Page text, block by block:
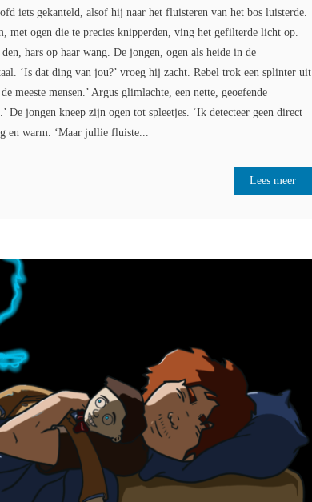
iets gekanteld, alsof hij naar het fluisteren van het bos luisterde.
met ogen die te precies knipperden, ving het gefilterde licht op.
hars op haar wang. De jongen, ogen als heide in de
‘Is dat ding van jou?’ vroeg hij zacht. Rebel trok een splinter uit
meeste mensen.’ Argus glimlachte, een nette, geoefende
De jongen kneep zijn ogen tot spleetjes. ‘Ik detecteer geen direct
en warm. ‘Maar jullie fluiste...
Lees meer